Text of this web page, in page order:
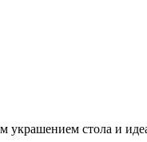
стола и